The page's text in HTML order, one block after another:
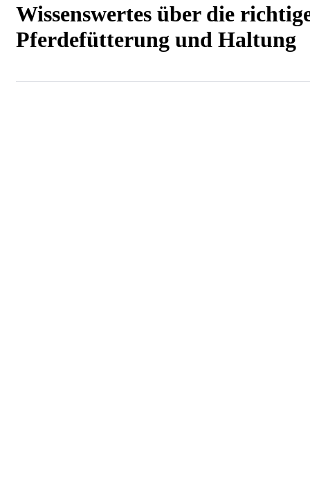
Wissenswertes über die
Pferdefütterung und Haltung